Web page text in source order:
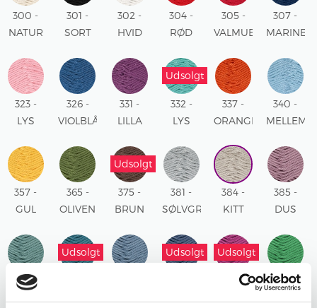
300 -
NATUR
301 -
SORT
302 -
HVID
304 -
RØD
305 -
VALMUE
307 -
MARINE
323 -
LYS
326 -
VIOLBLÅ
331 -
LILLA
Udsolgt
332 -
LYS
337 -
ORANGE
340 -
357 -
GUL
365 -
OLIVEN
Udsolgt
375 -
BRUN
381 -
SØLVGRÅ
384 -
KITT
385 -
DUS
386 -
Udsolgt Udsolgt Udsolgt
390 -
391 -